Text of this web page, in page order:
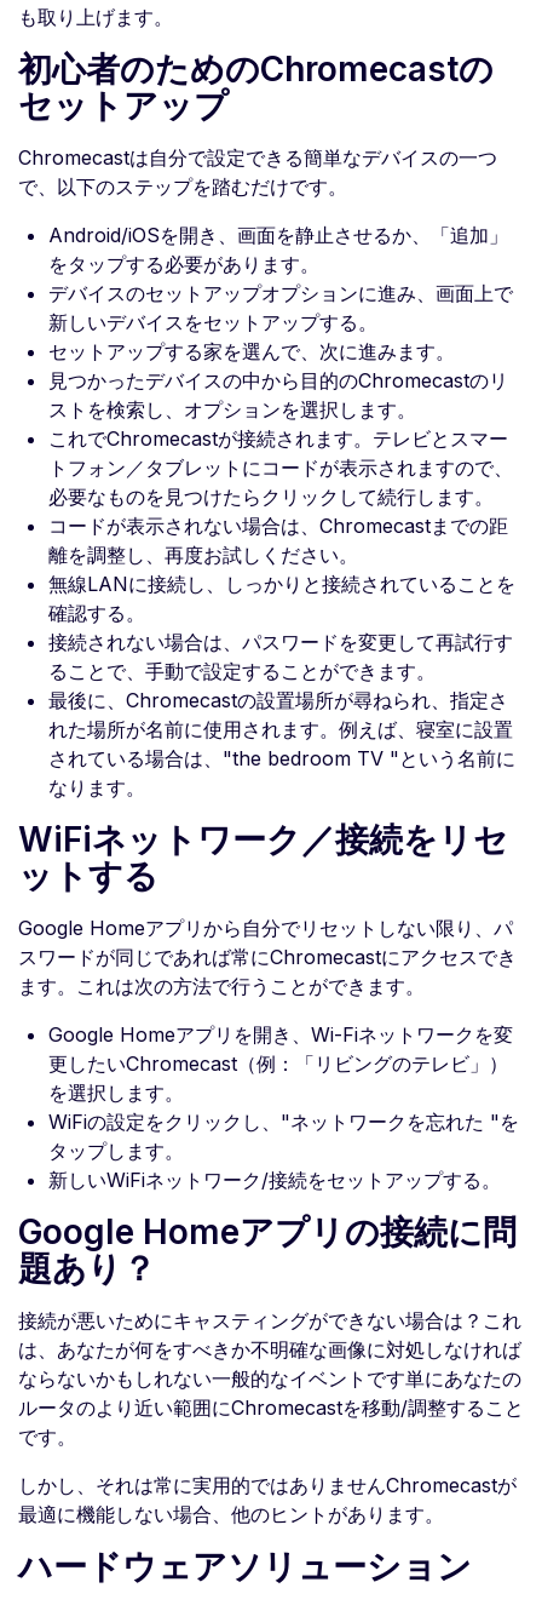
も取り上げます。
初心者のためのChromecastの
セットアップ
Chromecastは自分で設定できる簡単なデバイスの一つ
で、以下のステップを踏むだけです。
Android/iOSを開き、画面を静止させるか、「追加」
をタップする必要があります。
デバイスのセットアップオプションに進み、画面上で
新しいデバイスをセットアップする。
セットアップする家を選んで、次に進みます。
見つかったデバイスの中から目的のChromecastのリ
ストを検索し、オプションを選択します。
これでChromecastが接続されます。テレビとスマー
トフォン／タブレットにコードが表示されますので、
必要なものを見つけたらクリックして続行します。
コードが表示されない場合は、Chromecastまでの距
離を調整し、再度お試しください。
無線LANに接続し、しっかりと接続されていることを
確認する。
接続されない場合は、パスワードを変更して再試行す
ることで、手動で設定することができます。
最後に、Chromecastの設置場所が尋ねられ、指定さ
れた場所が名前に使用されます。例えば、寝室に設置
されている場合は、"the bedroom TV "という名前に
なります。
WiFiネットワーク／接続をリセ
ットする
Google Homeアプリから自分でリセットしない限り、パ
スワードが同じであれば常にChromecastにアクセスでき
ます。これは次の方法で行うことができます。
Google Homeアプリを開き、Wi-Fiネットワークを変
更したいChromecast（例：「リビングのテレビ」）
を選択します。
WiFiの設定をクリックし、"ネットワークを忘れた "を
タップします。
新しいWiFiネットワーク/接続をセットアップする。
Google Homeアプリの接続に問
題あり？
接続が悪いためにキャスティングができない場合は？これ
は、あなたが何をすべきか不明確な画像に対処しなければ
ならないかもしれない一般的なイベントです単にあなたの
ルータのより近い範囲にChromecastを移動/調整すること
です。
しかし、それは常に実用的ではありませんChromecastが
最適に機能しない場合、他のヒントがあります。
ハードウェアソリューション